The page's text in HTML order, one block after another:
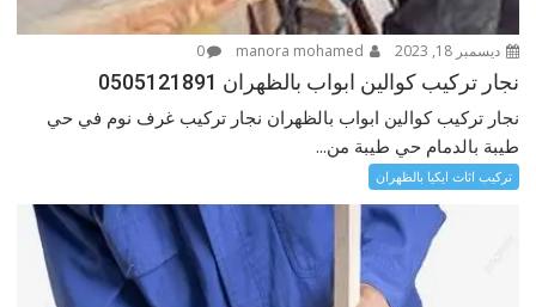
ديسمبر 18, 2023 0
نجار تركيب كوالين ابواب بالظهران 0505121891
نجار تركيب كوالين ابواب بالظهران نجار تركيب غرف نوم في حي
طيبة بالدمام حي طيبة من...
تركيب اثاث ايكيا بالظهران